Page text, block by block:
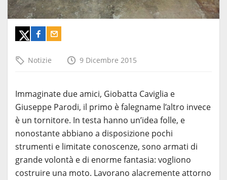
Notizie 9 Dicembre 2015
Immaginate due amici, Giobatta Caviglia e
Giuseppe Parodi, il primo è falegname l’altro invece
è un tornitore. In testa hanno un’idea folle, e
nonostante abbiano a disposizione pochi
strumenti e limitate conoscenze, sono armati di
grande volontà e di enorme fantasia: vogliono
costruire una moto. Lavorano alacremente attorno